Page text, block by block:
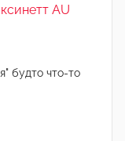
AU
будто что-то